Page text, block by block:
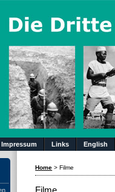
Impressum Links English
Home >Filme
Filme